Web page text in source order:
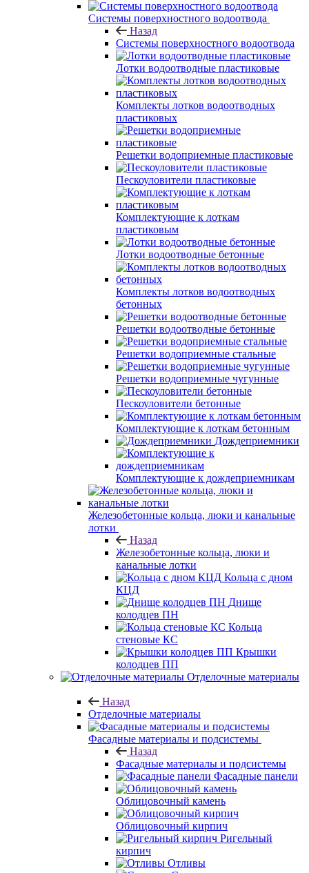
Системы поверхностного водоотвода
Назад
Системы поверхностного водоотвода
Лотки водоотводные пластиковые
Комплекты лотков водоотводных
пластиковых
Решетки водоприемные пластиковые
Пескоуловители пластиковые
Комплектующие к лоткам
пластиковым
Лотки водоотводные бетонные
Комплекты лотков водоотводных
бетонных
Решетки водоотводные бетонные
Решетки водоприемные стальные
Решетки водоприемные чугунные
Пескоуловители бетонные
Комплектующие к лоткам бетонным
Дождеприемники
Комплектующие к дождеприемникам
Железобетонные кольца, люки и канальные
лотки
Назад
Железобетонные кольца, люки и
канальные лотки
Кольца с дном
КЦД
Днище
колодцев ПН
Кольца
стеновые КС
Крышки
колодцев ПП
Отделочные материалы
Назад
Отделочные материалы
Фасадные материалы и подсистемы
Назад
Фасадные материалы и подсистемы
Фасадные панели
Облицовочный камень
Облицовочный кирпич
Ригельный
кирпич
Отливы